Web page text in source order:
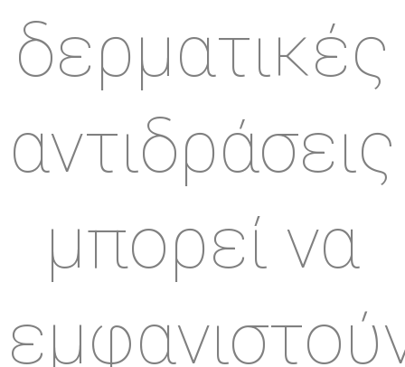
δερματικές
αντιδράσεις
μπορεί να